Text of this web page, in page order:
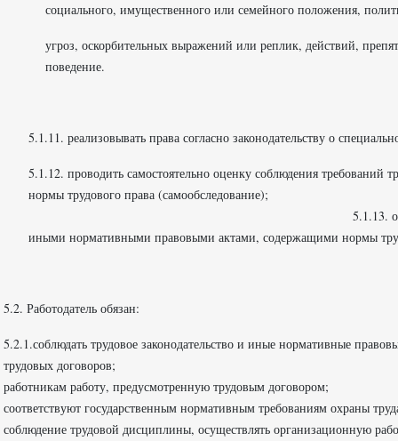
социального, имущественного или семейного положения,
угроз, оскорбительных выражений или реплик, действий,
поведение.
5.1.11. реализовывать права согласно законодательству о
5.1.12. проводить самостоятельно оценку соблюдения
нормы трудового права
5.1.13. осуществлять иные права,
иными нормативными правовыми актами, содержащими нормы
5.2. Работодатель обязан:
5.2.1.соблюдать трудовое законодательство и иные нормативные
трудовых
работникам работу, предусмотренную трудовым договором;
соответствуют государственным нормативным
соблюдение трудовой дисциплины, осуществлять организационную